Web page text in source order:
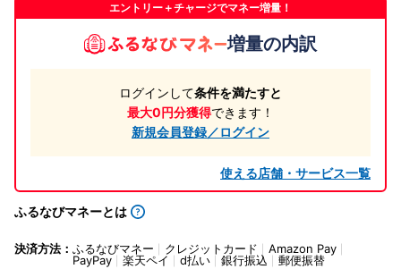
エントリー＋チャージでマネー増量！
増量の内訳
ログインして条件を満たすと
最大0円分獲得できます！
新規会員登録／ログイン
使える店舗・サービス一覧
ふるなびマネーとは
決済方法： ふるなびマネー クレジットカード
Amazon Pay
PayPay
楽天ペイ d払い 銀行振込 郵便振替